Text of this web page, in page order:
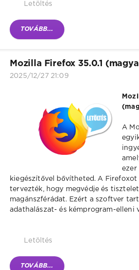
Letöltés
TOVÁBB...
Mozilla Firefox 35.0.1
2025/12/27 21:09
A
ezer
kiegészítővel bővítheted. A
tervezték, hogy megvédje és
magánszférádat. Ezért a szoftver
adathalászat- és kémprogram-elleni
Letöltés
TOVÁBB...